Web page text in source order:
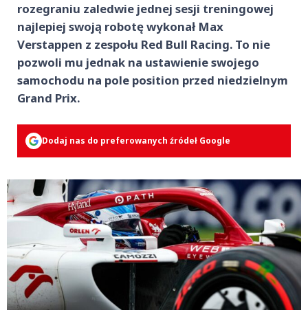
rozegraniu zaledwie jednej sesji treningowej
najlepiej swoją robotę wykonał Max
Verstappen z zespołu Red Bull Racing. To nie
pozwoli mu jednak na ustawienie swojego
samochodu na pole position przed niedzielnym
Grand Prix.
Dodaj nas do preferowanych źródeł Google